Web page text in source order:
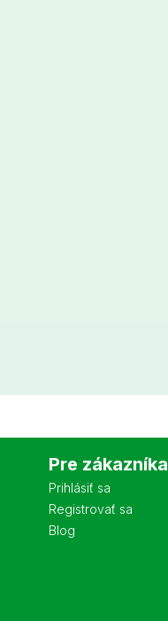
Pre zákazníka
Prihlásiť sa
Registrovať sa
Blog